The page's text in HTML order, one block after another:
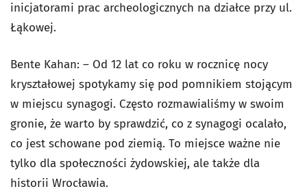
inicjatorami prac archeologicznych na działce przy ul.
Łąkowej.
Bente Kahan: – Od 12 lat co roku w rocznicę nocy
kryształowej spotykamy się pod pomnikiem stojącym
w miejscu synagogi. Często rozmawialiśmy w swoim
gronie, że warto by sprawdzić, co z synagogi ocalało,
co jest schowane pod ziemią. To miejsce ważne nie
tylko dla społeczności żydowskiej, ale także dla
historii Wrocławia.